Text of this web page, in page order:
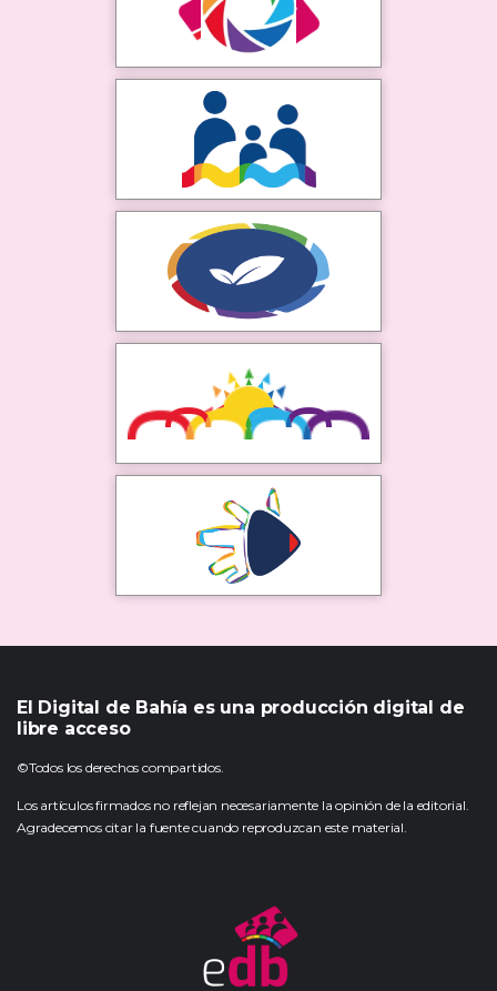
El Digital de Bahía es una producción digital de
libre acceso
©Todos los derechos compartidos.
Los artículos firmados no reflejan necesariamente la opinión de la editorial.
Agradecemos citar la fuente cuando reproduzcan este material.